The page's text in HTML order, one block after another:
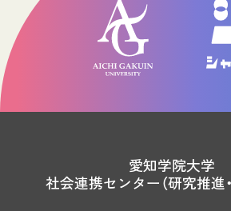
愛知学院大学
社会連携センター（研究推進